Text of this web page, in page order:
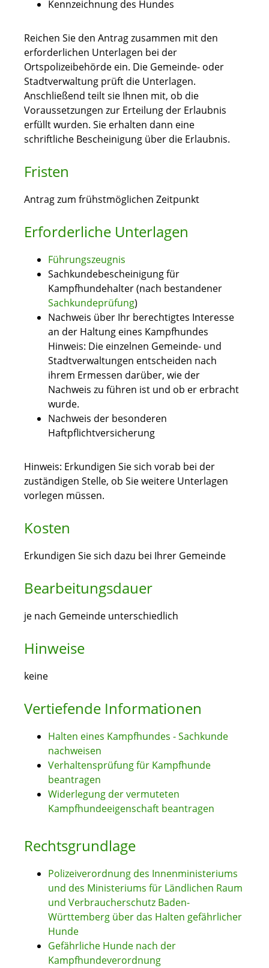
Kennzeichnung des Hundes
Reichen Sie den Antrag zusammen mit den
erforderlichen Unterlagen bei der
Ortspolizeibehörde ein. Die Gemeinde- oder
Stadtverwaltung prüft die Unterlagen.
Anschließend teilt sie Ihnen mit, ob die
Voraussetzungen zur Erteilung der Erlaubnis
erfüllt wurden. Sie erhalten dann eine
schriftliche Bescheinigung über die Erlaubnis.
Fristen
Antrag zum frühstmöglichen Zeitpunkt
Erforderliche Unterlagen
Führungszeugnis
Sachkundebescheinigung für
Kampfhundehalter (nach bestandener
Sachkundeprüfung)
Nachweis über Ihr berechtigtes Interesse
an der Haltung eines Kampfhundes
Hinweis: Die einzelnen Gemeinde- und
Stadtverwaltungen entscheiden nach
ihrem Ermessen darüber, wie der
Nachweis zu führen ist und ob er erbracht
wurde.
Nachweis der besonderen
Haftpflichtversicherung
Hinweis: Erkundigen Sie sich vorab bei der
zuständigen Stelle, ob Sie weitere Unterlagen
vorlegen müssen.
Kosten
Erkundigen Sie sich dazu bei Ihrer Gemeinde
Bearbeitungsdauer
je nach Gemeinde unterschiedlich
Hinweise
keine
Vertiefende Informationen
Halten eines Kampfhundes - Sachkunde
nachweisen
Verhaltensprüfung für Kampfhunde
beantragen
Widerlegung der vermuteten
Kampfhundeeigenschaft beantragen
Rechtsgrundlage
Polizeiverordnung des Innenministeriums
und des Ministeriums für Ländlichen Raum
und Verbraucherschutz Baden-
Württemberg über das Halten gefährlicher
Hunde
Gefährliche Hunde nach der
Kampfhundeverordnung